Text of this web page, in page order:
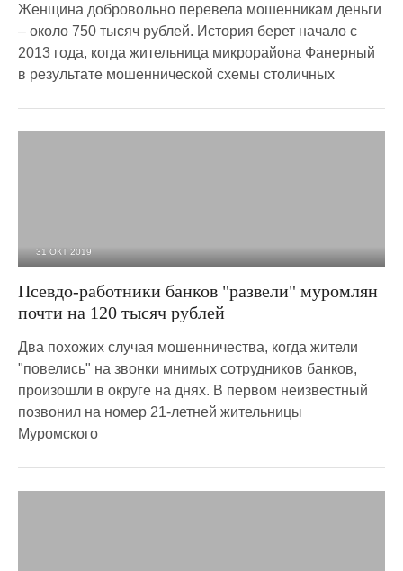
Женщина добровольно перевела мошенникам деньги
– около 750 тысяч рублей. История берет начало с
2013 года, когда жительница микрорайона Фанерный
в результате мошеннической схемы столичных
31 ОКТ 2019
Псевдо-работники банков "развели" муромлян
почти на 120 тысяч рублей
Два похожих случая мошенничества, когда жители
"повелись" на звонки мнимых сотрудников банков,
произошли в округе на днях. В первом неизвестный
позвонил на номер 21-летней жительницы
Муромского